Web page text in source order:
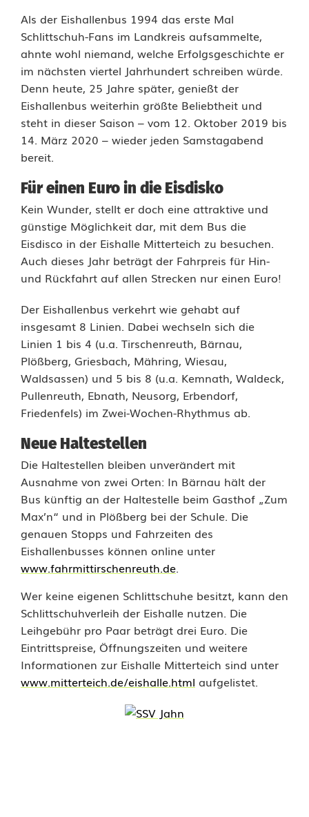
h
r
e
E
i
s
a
l
l
e
n
b
u
s
Als der Eishallenbus 1994 das erste Mal
Schlittschuh-Fans im Landkreis aufsammelte,
ahnte wohl niemand, welche Erfolgsgeschichte er
im nächsten viertel Jahrhundert schreiben würde.
Denn heute, 25 Jahre später, genießt der
Eishallenbus weiterhin größte Beliebtheit und
steht in dieser Saison – vom 12. Oktober 2019 bis
14. März 2020 – wieder jeden Samstagabend
bereit.
Für einen Euro in die Eisdisko
Kein Wunder, stellt er doch eine attraktive und
günstige Möglichkeit dar, mit dem Bus die
Eisdisco in der Eishalle Mitterteich zu besuchen.
Auch dieses Jahr beträgt der Fahrpreis für Hin-
und Rückfahrt auf allen Strecken nur einen Euro!
Der Eishallenbus verkehrt wie gehabt auf
insgesamt 8 Linien. Dabei wechseln sich die
Linien 1 bis 4 (u.a. Tirschenreuth, Bärnau,
Plößberg, Griesbach, Mähring, Wiesau,
Waldsassen) und 5 bis 8 (u.a. Kemnath, Waldeck,
Pullenreuth, Ebnath, Neusorg, Erbendorf,
Friedenfels) im Zwei-Wochen-Rhythmus ab.
Neue Haltestellen
Die Haltestellen bleiben unverändert mit
Ausnahme von zwei Orten: In Bärnau hält der
Bus künftig an der Haltestelle beim Gasthof „Zum
Max’n“ und in Plößberg bei der Schule. Die
genauen Stopps und Fahrzeiten des
Eishallenbusses können online unter
www.fahrmittirschenreuth.de.
Wer keine eigenen Schlittschuhe besitzt, kann den
Schlittschuhverleih der Eishalle nutzen. Die
Leihgebühr pro Paar beträgt drei Euro. Die
Eintrittspreise, Öffnungszeiten und weitere
Informationen zur Eishalle Mitterteich sind unter
www.mitterteich.de/eishalle.html aufgelistet.